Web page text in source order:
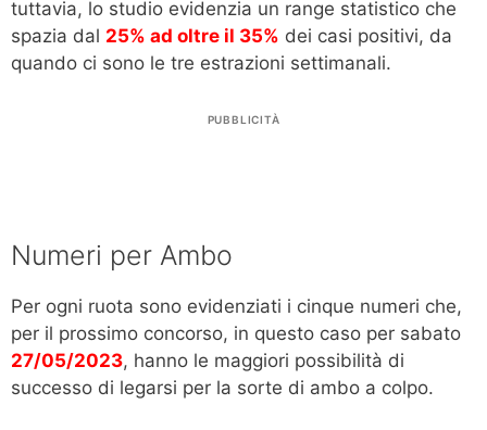
tuttavia, lo studio evidenzia un range statistico che
spazia dal 25% ad oltre il 35% dei casi positivi, da
quando ci sono le tre estrazioni settimanali.
PUBBLICITÀ
Numeri per Ambo
Per ogni ruota sono evidenziati i cinque numeri che,
per il prossimo concorso, in questo caso per sabato
27/05/2023, hanno le maggiori possibilità di
successo di legarsi per la sorte di ambo a colpo.